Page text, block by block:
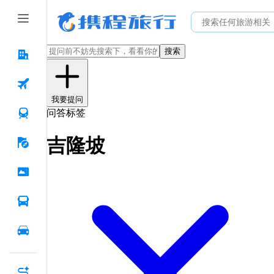
搜索
我要提问
问答标签
吉隆坡